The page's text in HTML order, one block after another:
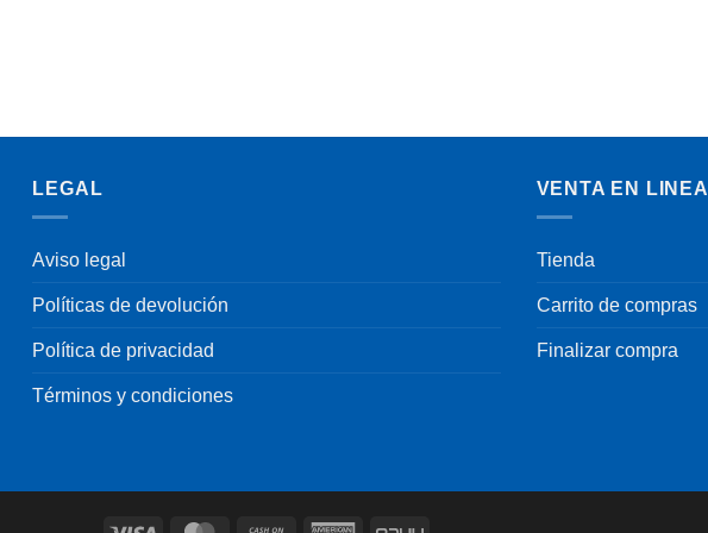
LEGAL
Aviso legal
Políticas de devolución
Política de privacidad
Términos y condiciones
VENTA EN LINEA
Tienda
Carrito de compras
Finalizar compra